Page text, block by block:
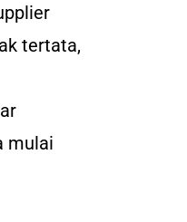
tertata,
mulai